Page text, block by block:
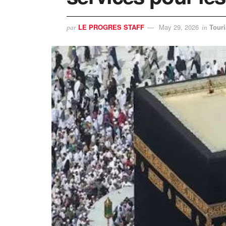
par LE PROGRES STAFF May 29, 2026 in